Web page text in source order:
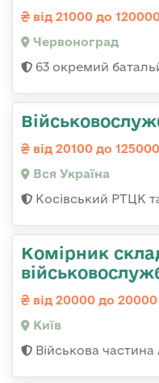
від 21000 до
Червоноград
63 окремий
від 20100 до
Вся Україна
Косівський РТЦК
Комірник
від 20000 до
Київ
Військова частина